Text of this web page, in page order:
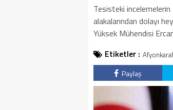
Tesisteki
alakalarından dolayı
Yüksek Mühendisi
Etiketler :
Paylaş